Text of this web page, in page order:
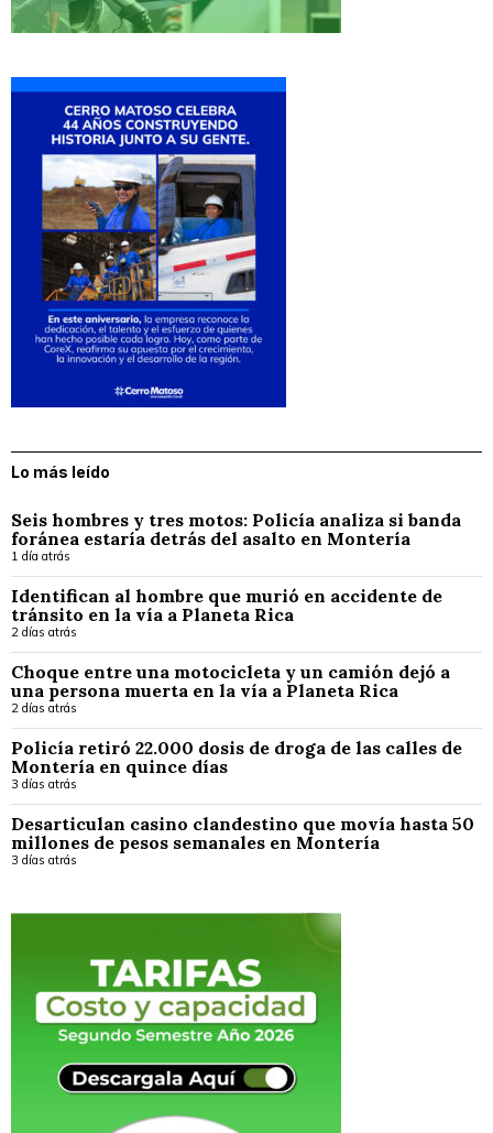
Lo más leído
Seis hombres y tres motos: Policía analiza si banda
foránea estaría detrás del asalto en Montería
1 día atrás
Identifican al hombre que murió en accidente de
tránsito en la vía a Planeta Rica
2 días atrás
Choque entre una motocicleta y un camión dejó a
una persona muerta en la vía a Planeta Rica
2 días atrás
Policía retiró 22.000 dosis de droga de las calles de
Montería en quince días
3 días atrás
Desarticulan casino clandestino que movía hasta 50
millones de pesos semanales en Montería
3 días atrás